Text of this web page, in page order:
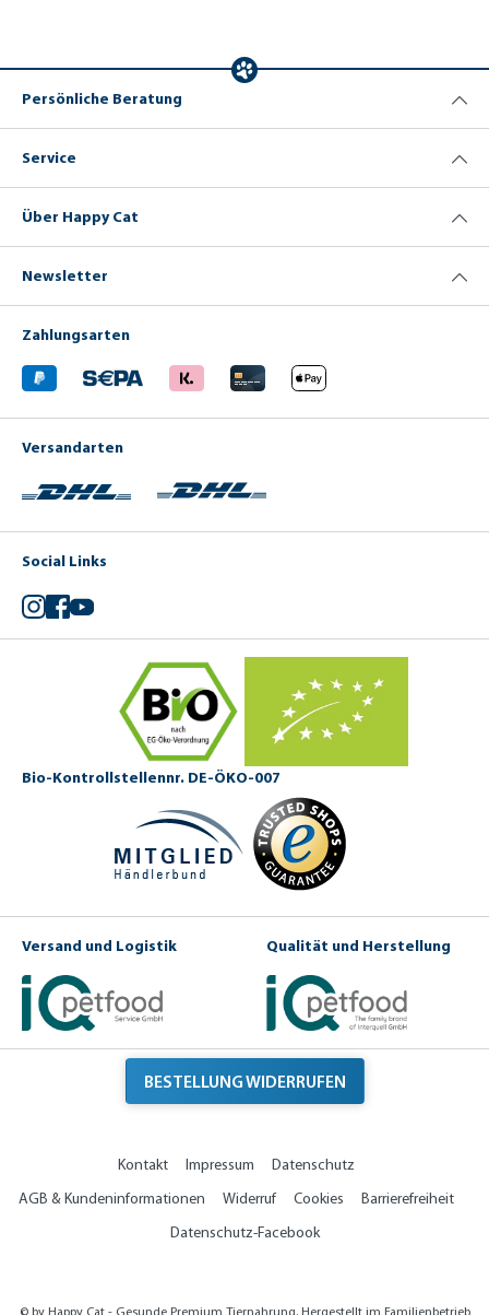
Persönliche Beratung
Service
Über Happy Cat
Newsletter
Zahlungsarten
Versandarten
Social Links
Instagram
Facebook
YouTube
Bio-Kontrollstellennr. DE-ÖKO-007
Versand und Logistik Qualität und Herstellung
BESTELLUNG WIDERRUFEN
Kontakt Impressum
Datenschutz
AGB & Kundeninformationen
Widerruf Cookies
Barrierefreiheit
Datenschutz-Facebook